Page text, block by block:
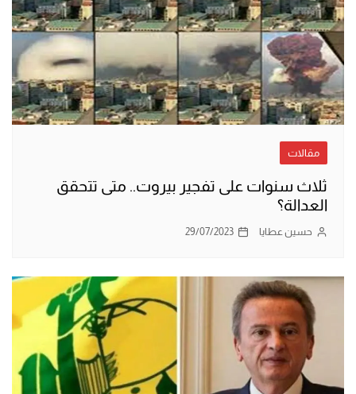
مقالات
ثلاث سنوات على تفجير بيروت.. متى تتحقق
العدالة؟
حسين عطايا 29/07/2023